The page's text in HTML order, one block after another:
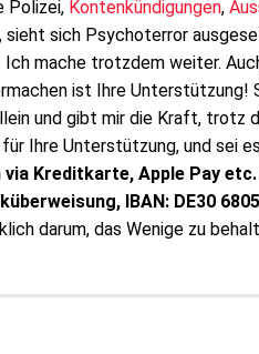
Polizei, Kontenkündigungen,
sich Psychoterror
mache trotzdem weiter.
ist Ihre Unterstützung!
und gibt mir die Kraft, trotz
Ihre Unterstützung, und sei
Kreditkarte, Apple Pay
IBAN: DE30
darum, das Wenige zu